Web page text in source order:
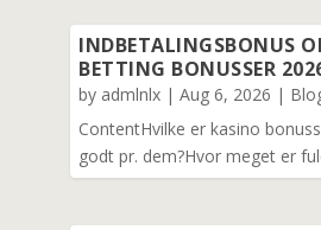
INDBETALINGSBONUS
BETTING BONUSSER
by admlnlx |Aug 6, 2026 |
ContentHvilke er kasino
godt pr. dem?Hvor meget er